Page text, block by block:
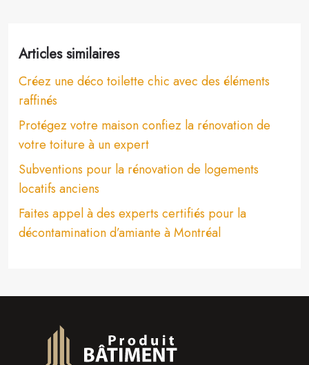
Articles similaires
Créez une déco toilette chic avec des éléments
raffinés
Protégez votre maison confiez la rénovation de
votre toiture à un expert
Subventions pour la rénovation de logements
locatifs anciens
Faites appel à des experts certifiés pour la
décontamination d’amiante à Montréal